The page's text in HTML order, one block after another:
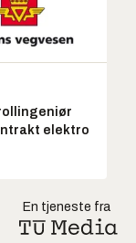
elektro
En tjeneste fra